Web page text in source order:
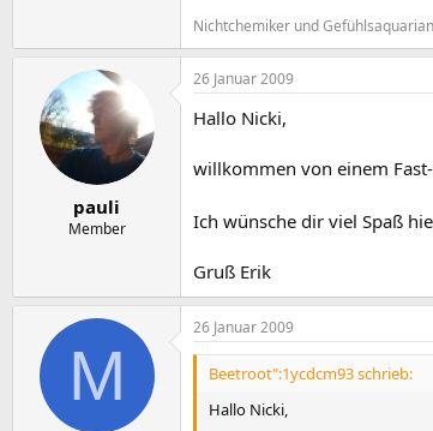
Nichtchemiker und
pauli
Member
26 Januar 2009
Hallo Nicki,
willkommen von einem
Ich wünsche dir viel Spaß
Gruß Erik
M
26 Januar 2009
Beetroot":1ycdcm93 schrieb:
Hallo Nicki,